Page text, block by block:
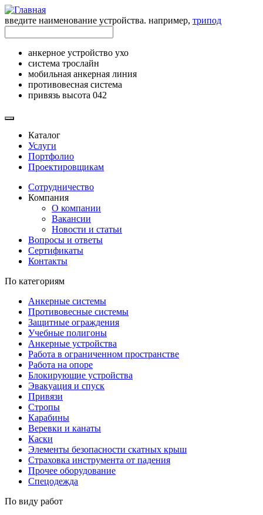
введите наименование устройства. например, трипод
анкерное устройство ухо
система трослайн
мобильная анкерная линия
противовесная система
привязь высота 042
Каталог
Услуги
Портфолио
Проектировщикам
Сотрудничество
Компания
О компании
Вакансии
Новости и статьи
Вопросы и ответы
Сертификаты
Контакты
По категориям
Анкерные системы
Противовесные системы
Защитные ограждения
Учебные полигоны
Анкерные устройства
Работа в ограниченном пространстве
Работа на опоре
Блокирующие устройства
Эвакуация и спуск
Привязи
Стропы
Карабины
Веревки и канаты
Каски
Элементы безопасности скатных крыш
Страховка инструмента от падения
Прочее оборудование
Спецодежда
По виду работ